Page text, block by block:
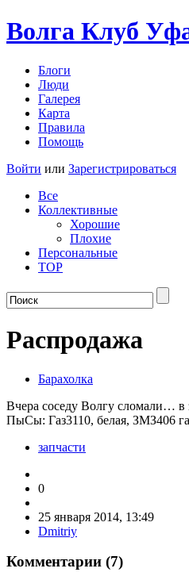
Волга Клуб
Блоги
Люди
Галерея
Карта
Правила
Помощь
Войти или Зарегистрироваться
Все
Коллективные
Хорошие
Плохие
Персональные
TOP
Распродажа
Барахолка
Вчера соседу Волгу сломали… в
ПыСы: Газ3110, белая, ЗМЗ406
запчасти
0
25 января 2014, 13:49
Dmitriy
Комментарии (7)